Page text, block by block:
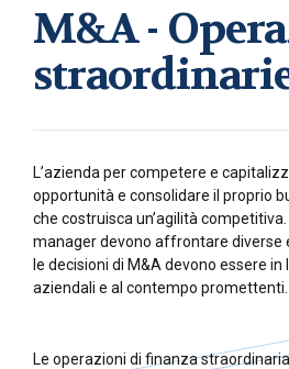
M&A -
L’azienda per competere e
opportunità e consolidare il proprio
che costruisca un’agilità
manager devono affrontare diverse
le decisioni di M&A devono essere in
aziendali e al contempo promettenti.
Le operazioni di finanza